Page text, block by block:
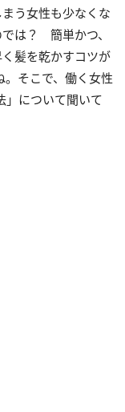
う女性も少なくな
では？ 簡単かつ、
髪を乾かすコツが
そこで、働く女性
」について聞いて